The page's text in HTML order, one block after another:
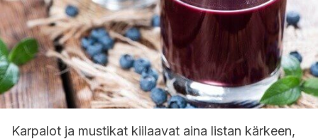
Karpalot ja mustikat kiilaavat aina listan kärkeen,